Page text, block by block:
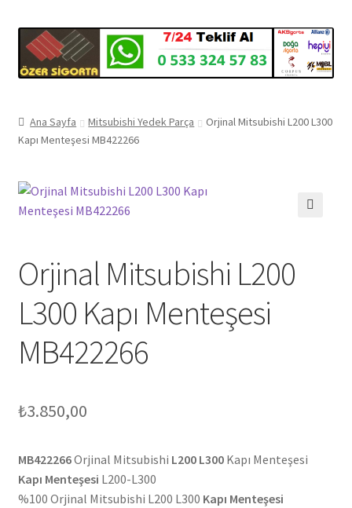
Ana Sayfa Mitsubishi Yedek Parça
Orjinal Mitsubishi L200 L300
Kapı Menteşesi MB422266
Orjinal Mitsubishi L200
L300 Kapı Menteşesi
MB422266
₺3.850,00
MB422266Orjinal Mitsubishi L200 L300Kapı Menteşesi
Kapı Menteşesi L200-L300
%100 Orjinal Mitsubishi L200 L300 Kapı Menteşesi